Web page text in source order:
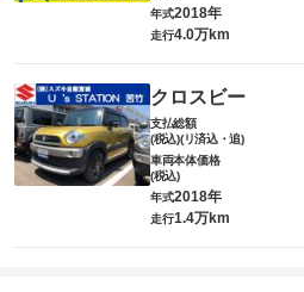
年式2018年
走行4.0万km
クロスビー
支払総額
(税込)(リ済込・追)
車両本体価格
(税込)
年式2018年
走行1.4万km